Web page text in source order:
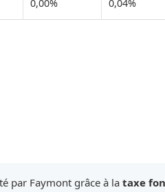
0,00% 0,04%
par Faymont grâce à la taxe